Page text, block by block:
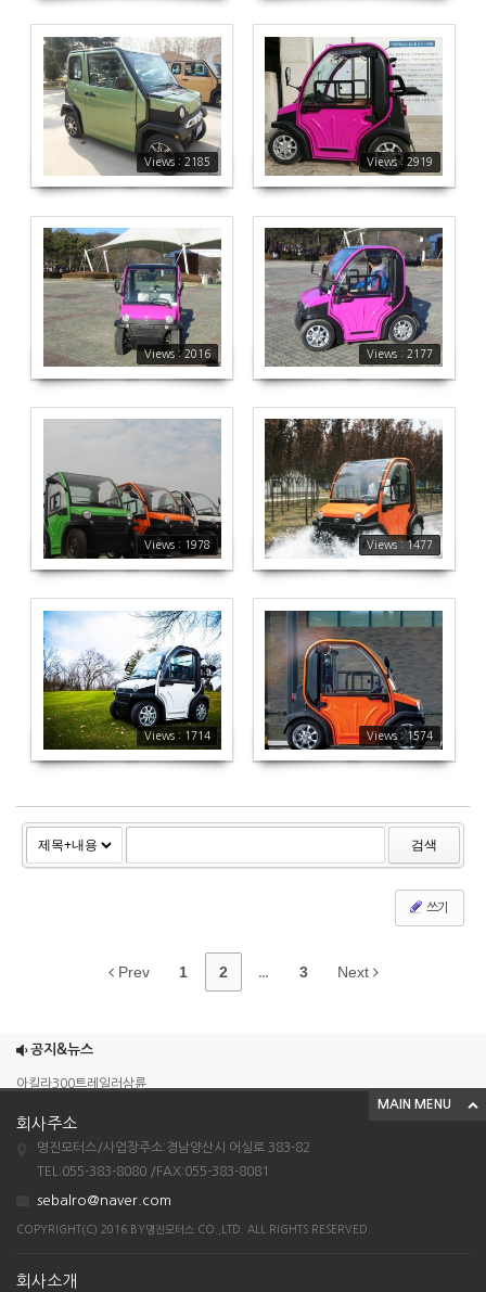
Views : 2185
에코 시티
2185
Views : 2919
2919
Views : 2016
에코 미니
2016
Views : 2177
에코미니
2177
Views : 1978
에코미니(ECO MINI)
1978
Views : 1477
1477
Views : 1714
에코미니(ECO MINI)
1714
Views : 1574
에코미니(ECO MINI)
1574
검색
쓰기
Prev 1 2 ... 3 Next
공지&뉴스
엠보이 125cc삼륜
조이맥스125cc삼륜
엠보이 125cc삼륜
아킬라300트레일러삼륜
MAIN MENU
회사주소
명진모터스/사업장주소:경남양산시 어실로 383-82
TEL:055-383-8080 /FAX:055-383-8081
sebalro@naver.com
COPYRIGHT(C) 2016 BY명진모터스 CO.,LTD. ALL RIGHTS RESERVED.
회사소개